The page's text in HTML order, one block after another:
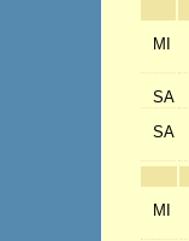
MI
SA
SA
MI